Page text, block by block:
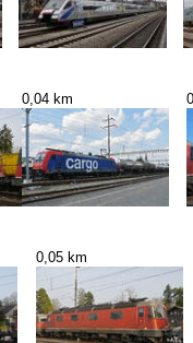
0,04 km
0,05 km